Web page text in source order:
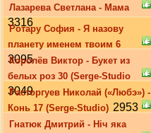
Лазарева Светлана - Мама
3316
Ротару София - Я назову
планету именем твоим 6
3095
Королёв Виктор - Букет из
белых роз 30 (Serge-Studio
3049
Расторгуев Николай («Любэ») -
Конь 17 (Serge-Studio) 2953
Гнатюк Дмитрий - Ніч яка